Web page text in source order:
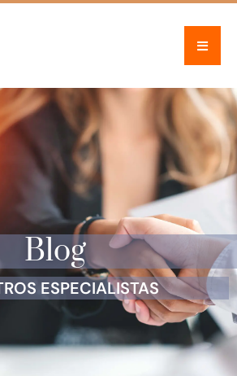
Blog
ESPECIALISTAS